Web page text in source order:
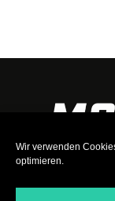
Wir verwenden
optimieren.